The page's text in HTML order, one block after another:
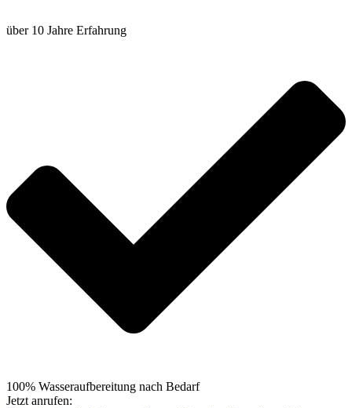
über 10 Jahre Erfahrung
100% Wasseraufbereitung nach Bedarf
Jetzt anrufen: